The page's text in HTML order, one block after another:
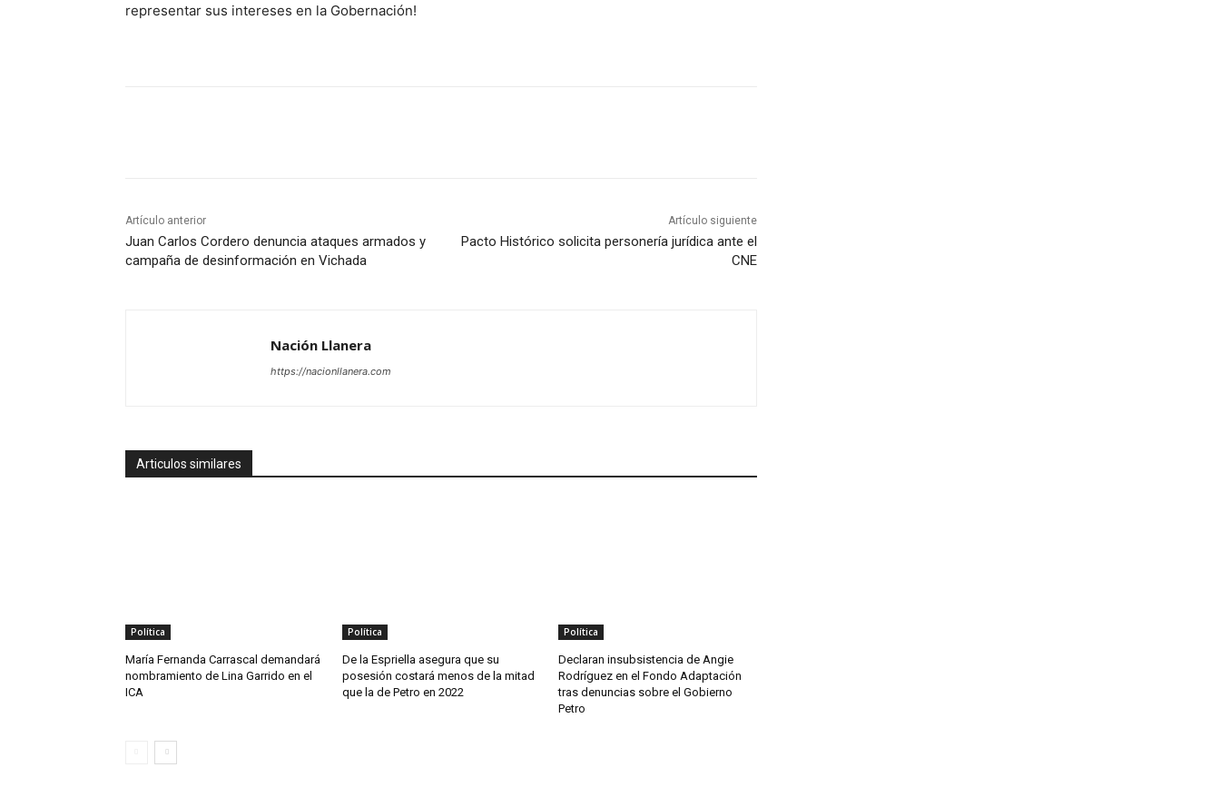
representar sus intereses en la Gobernación!
Artículo anterior
Juan Carlos Cordero denuncia ataques armados y
campaña de desinformación en Vichada
Artículo siguiente
Pacto Histórico solicita personería jurídica ante el
CNE
Nación Llanera
https://nacionllanera.com
Articulos similares
Política
María Fernanda Carrascal demandará
nombramiento de Lina Garrido en el
ICA
Política
De la Espriella asegura que su
posesión costará menos de la mitad
que la de Petro en 2022
Política
Declaran insubsistencia de Angie
Rodríguez en el Fondo Adaptación
tras denuncias sobre el Gobierno
Petro